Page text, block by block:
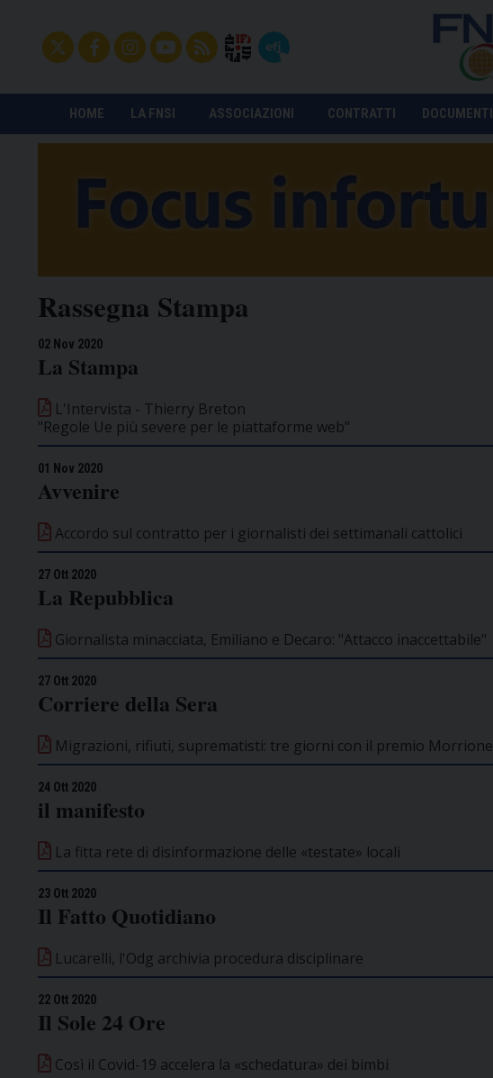
HOME LA FNSI ASSOCIAZIONI CONTRATTI DOCUMENTI
Rassegna Stampa
02 Nov 2020
La Stampa
L'Intervista - Thierry Breton
"Regole Ue più severe per le piattaforme web"
01 Nov 2020
Avvenire
Accordo sul contratto per i giornalisti dei settimanali cattolici
27 Ott 2020
La Repubblica
Giornalista minacciata, Emiliano e Decaro: "Attacco inaccettabile"
27 Ott 2020
Corriere della Sera
Migrazioni, rifiuti, suprematisti: tre giorni con il premio Morrione
24 Ott 2020
il manifesto
La fitta rete di disinformazione delle «testate» locali
23 Ott 2020
Il Fatto Quotidiano
Lucarelli, l'Odg archivia procedura disciplinare
22 Ott 2020
Il Sole 24 Ore
Così il Covid-19 accelera la «schedatura» dei bimbi